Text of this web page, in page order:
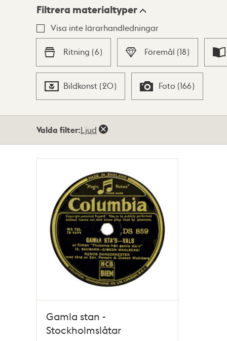
Lista Karta
Filtrera materialtyper
Visa inte lärarhandledningar
Ritning (6) Föremål (18)
Bildkonst (20) Foto (166)
Valda filter:Ljud
Gamla stan -
Stockholmslåtar